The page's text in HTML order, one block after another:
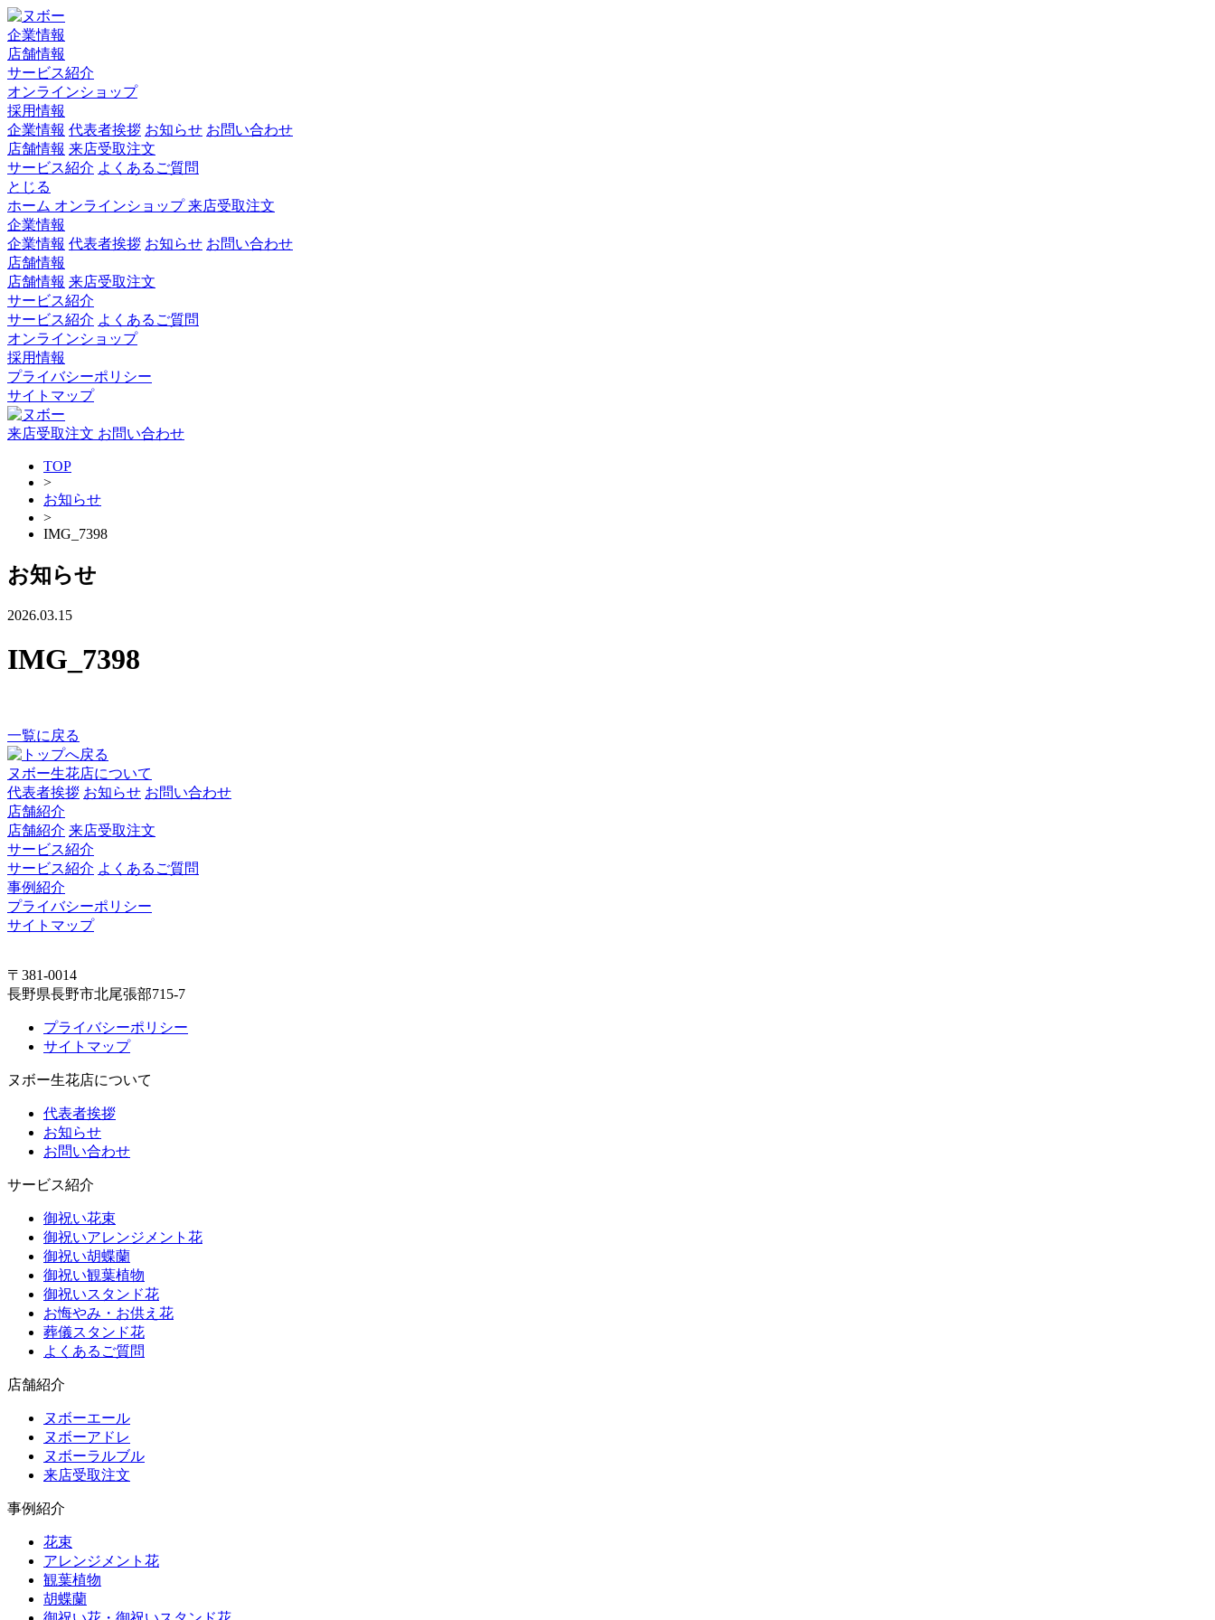
企業情報
店舗情報
サービス紹介
オンラインショップ
採用情報
企業情報 代表者挨拶 お知らせ お問い合わせ
店舗情報 来店受取注文
サービス紹介 よくあるご質問
とじる
ホーム オンラインショップ来店受取注文
企業情報
企業情報 代表者挨拶 お知らせ お問い合わせ
店舗情報
店舗情報 来店受取注文
サービス紹介
サービス紹介 よくあるご質問
オンラインショップ
採用情報
プライバシーポリシー
サイトマップ
来店受取注文 お問い合わせ
TOP
>
お知らせ
>
IMG_7398
お知らせ
2026.03.15
IMG_7398
一覧に戻る
ヌボー生花店について
代表者挨拶 お知らせ お問い合わせ
店舗紹介
店舗紹介 来店受取注文
サービス紹介
サービス紹介 よくあるご質問
事例紹介
プライバシーポリシー
サイトマップ
〒381-0014
長野県長野市北尾張部715-7
プライバシーポリシー
サイトマップ
ヌボー生花店について
代表者挨拶
お知らせ
お問い合わせ
サービス紹介
御祝い花束
御祝いアレンジメント花
御祝い胡蝶蘭
御祝い観葉植物
御祝いスタンド花
お悔やみ・お供え花
葬儀スタンド花
よくあるご質問
店舗紹介
ヌボーエール
ヌボーアドレ
ヌボーラルブル
来店受取注文
事例紹介
花束
アレンジメント花
観葉植物
胡蝶蘭